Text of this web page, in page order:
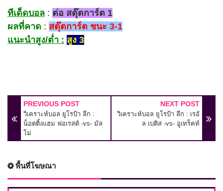
ทีเด็ดบอล : ต่อ สตุ๊ตการ์ต 1
ผลที่คาด : สตุ๊ตการ์ต ชนะ 3-1
แนะนำสูง/ต่ำ : สูง 3
PREVIOUS POST
วิเคราะห์บอล ยูโรป้า ลีก :
น็อตติ้งแฮม ฟอเรสต์ -vs- มัล
โม่
NEXT POST
วิเคราะห์บอล ยูโรป้า ลีก : เรอั
ล เบติส -vs- อูเทร็คท์
พื้นที่โฆษณา